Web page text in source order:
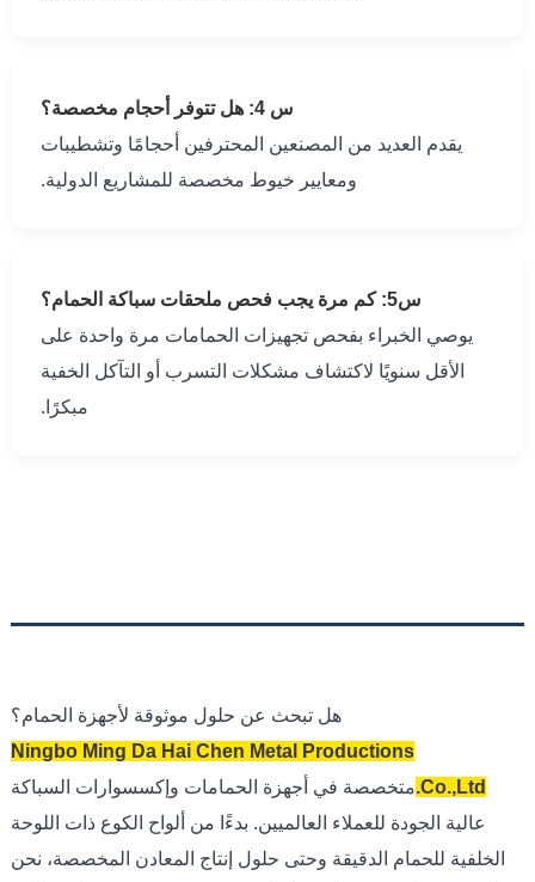
س 4: هل تتوفر أحجام مخصصة؟
يقدم العديد من المصنعين المحترفين أحجامًا وتشطيبات
ومعايير خيوط مخصصة للمشاريع الدولية.
س5: كم مرة يجب فحص ملحقات سباكة الحمام؟
يوصي الخبراء بفحص تجهيزات الحمامات مرة واحدة على
الأقل سنويًا لاكتشاف مشكلات التسرب أو التآكل الخفية
مبكرًا.
هل تبحث عن حلول موثوقة لأجهزة الحمام؟
Ningbo Ming Da Hai Chen Metal Productions
Co.,Ltd. متخصصة في أجهزة الحمامات وإكسسوارات السباكة
عالية الجودة للعملاء العالميين. بدءًا من ألواح الكوع ذات اللوحة
الخلفية للحمام الدقيقة وحتى حلول إنتاج المعادن المخصصة، نحن